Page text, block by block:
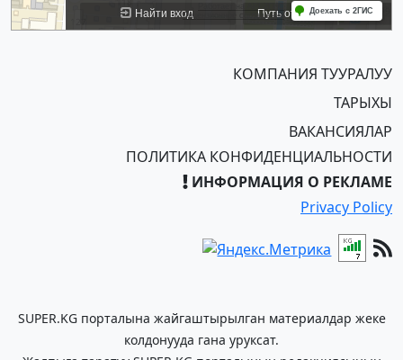
КОМПАНИЯ ТУУРАЛУУ
ТАРЫХЫ
ВАКАНСИЯЛАР
ПОЛИТИКА КОНФИДЕНЦИАЛЬНОСТИ
ИНФОРМАЦИЯ О РЕКЛАМЕ
Privacy Policy
SUPER.KG порталына жайгаштырылган материалдар жеке
колдонууда гана уруксат.